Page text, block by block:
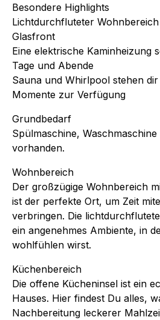
Besondere Highlights
Lichtdurchfluteter
Glasfront
Eine elektrische Kaminheizung
Tage und Abende
Sauna und Whirlpool stehen
Momente zur Verfügung
Grundbedarf
Spülmaschine,
vorhanden.
Wohnbereich
Der großzügige Wohnbereich
ist der perfekte Ort, um Zeit
verbringen. Die
ein angenehmes Ambiente, in
wohlfühlen wirst.
Küchenbereich
Die offene Kücheninsel ist ein
Hauses. Hier findest Du alles,
Nachbereitung leckerer